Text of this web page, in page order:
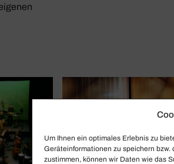
Um Ihnen ein optimales Erlebnis zu
Geräteinformationen zu speichern bzw.
zustimmen, können wir Daten wie das